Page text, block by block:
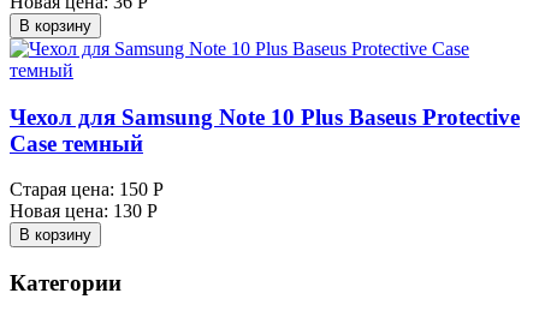
В корзину
Чехол для Samsung Note 10 Plus Baseus Protective
Case темный
Старая цена: 150 Р
Новая цена: 130 Р
В корзину
Категории